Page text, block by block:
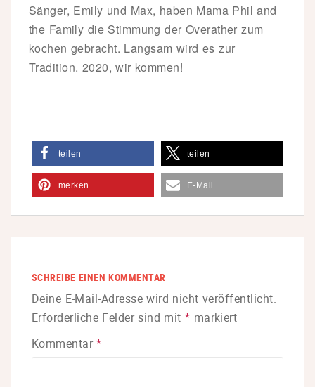
Sänger, Emily und Max, haben Mama Phil and
the Family die Stimmung der Overather zum
kochen gebracht. Langsam wird es zur
Tradition. 2020, wir kommen!
teilen teilen
merken E-Mail
SCHREIBE EINEN KOMMENTAR
Deine E-Mail-Adresse wird nicht veröffentlicht.
Erforderliche Felder sind mit * markiert
Kommentar*